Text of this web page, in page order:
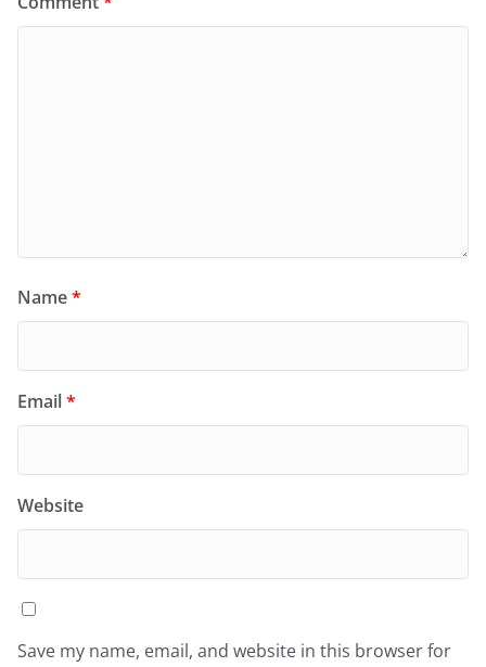
Name*
Email*
Website
Save my name, email, and website in this browser for